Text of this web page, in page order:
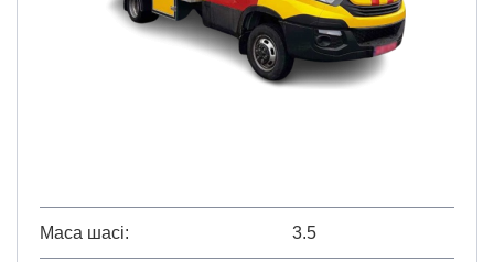
Маса шасі 3.5